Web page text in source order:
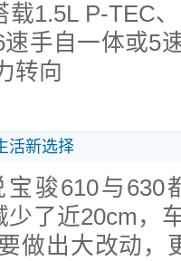
载1.5L P-TEC
速手自一体或5
转向
活新选择
骏610与630
少了近20cm，
做出大改动，